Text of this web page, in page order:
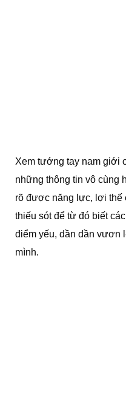
Xem tướng tay nam giới
những thông tin vô cùng
rõ được năng lực, lợi thế
thiếu sót để từ đó biết
điểm yếu, dần dần vươn
mình.